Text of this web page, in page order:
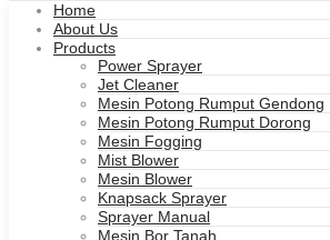
Home
About Us
Products
Power Sprayer
Jet Cleaner
Mesin Potong Rumput Gendong
Mesin Potong Rumput Dorong
Mesin Fogging
Mist Blower
Mesin Blower
Knapsack Sprayer
Sprayer Manual
Mesin Bor Tanah